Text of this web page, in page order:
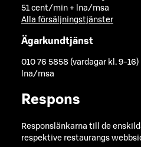
51 cent/min + lna/msa
Alla försäljningstjänster
Ägarkundtjänst
010 76 5858 (vardagar kl. 9-16)
lna/msa
Respons
Responslänkarna till de
respektive restaurangs